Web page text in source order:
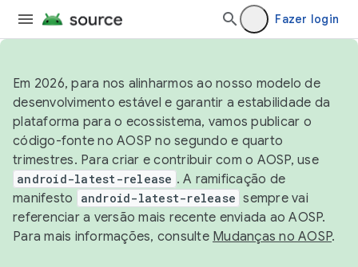
Fazer login
Em 2026, para nos alinharmos ao nosso modelo de
desenvolvimento estável e garantir a estabilidade da
plataforma para o ecossistema, vamos publicar o
código-fonte no AOSP no segundo e quarto
trimestres. Para criar e contribuir com o AOSP, use
android-latest-release . A ramificação de
manifesto
android-latest-release sempre vai
referenciar a versão mais recente enviada ao AOSP.
Para mais informações, consulte Mudanças no AOSP.